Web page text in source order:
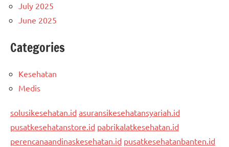
July 2025
June 2025
Categories
Kesehatan
Medis
solusikesehatan.id asuransikesehatansyariah.id
pusatkesehatanstore.id pabrikalatkesehatan.id
perencanaandinaskesehatan.id pusatkesehatanbanten.id